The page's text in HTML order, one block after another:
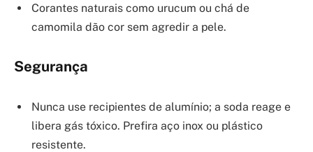
Corantes naturais como urucum ou chá de
camomila dão cor sem agredir a pele.
Segurança
Nunca use recipientes de alumínio; a soda reage e
libera gás tóxico. Prefira aço inox ou plástico
resistente.